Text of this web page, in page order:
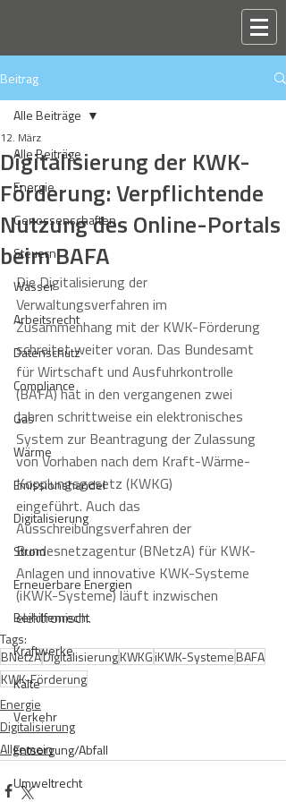
Beitrag
Alle Beiträge
Energie
Genossenschaften
Steuern
Wasser
Arbeitsrecht
Datenschutz
Compliance
Gas
Wärme
Emissionshandel
Digitalisierung
Strom
Erneuerbare Energien
Beihilfenrecht
Kraftwerke
Kälte
Verkehr
Entsorgung/Abfall
Umweltrecht
Alle Beiträge
Digitalisierung der KWK-
Förderung: Verpflichtende
Nutzung des Online-Portals
beim BAFA
12. März
Die Digitalisierung der
Verwaltungsverfahren im
Zusammenhang mit der KWK-Förderung
schreitet weiter voran. Das Bundesamt
für Wirtschaft und Ausfuhrkontrolle
(BAFA) hat in den vergangenen zwei
Jahren schrittweise ein elektronisches
System zur Beantragung der Zulassung
von Vorhaben nach dem Kraft-Wärme-
Kopplungsgesetz (KWKG)
eingeführt. Auch das
Ausschreibungsverfahren der
Bundesnetzagentur (BNetzA) für KWK-
Anlagen und innovative KWK-Systeme
(iKWK-Systeme) läuft inzwischen
elektronisch.
Tags:
BNetzADigitalisierungKWKGiKWK-SystemeBAFA
KWK-Förderung
Energie
Digitalisierung
Allgemein